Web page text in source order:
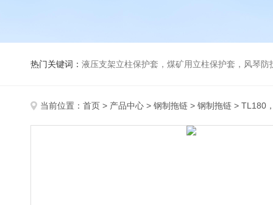
热门关键词： 液压支架立柱保护套，煤矿用立柱保护套，风琴
当前位置： 首页 > 产品中心 > 钢制拖链 > 钢制拖链 > TL180